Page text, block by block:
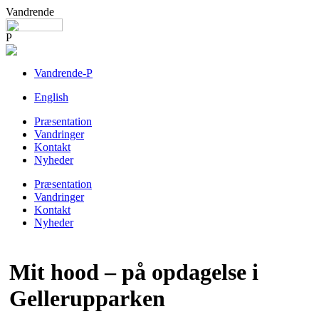
Vandrende
P
Vandrende-P
English
Præsentation
Vandringer
Kontakt
Nyheder
Præsentation
Vandringer
Kontakt
Nyheder
Mit hood – på opdagelse i
Gellerupparken